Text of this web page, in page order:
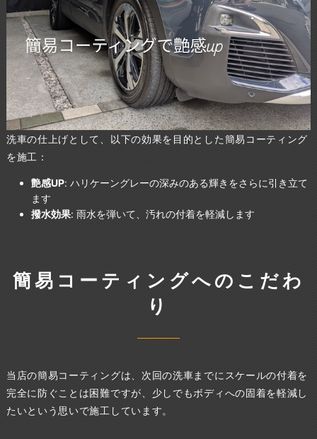
洗車の仕上げとして、以下の効果を目的とした簡易コーティング
を施工：
艶感UP: ハリケーングレーの深みのある輝きをさらに引き立て
ます
撥水効果: 雨水を弾いて、汚れの付着を軽減します
簡易コーティングへのこだわ
り
当店の簡易コーティングは、次回の洗車までにスケールの付着を
完全に防ぐことは困難ですが、少しでもボディへの固着を軽減し
たいという思いで施工しています。